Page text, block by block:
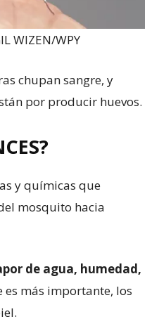
WIZEN/WPY
chupan sangre, y
por producir huevos.
y químicas que
mosquito hacia
de agua, humedad,
es más importante, los